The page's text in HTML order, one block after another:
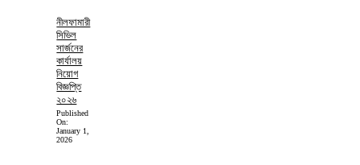
নীলফামারী
সিভিল
সার্জনের
কার্যালয়
নিয়োগ
বিজ্ঞপ্তি
২০২৬
Published
On:
January 1,
2026